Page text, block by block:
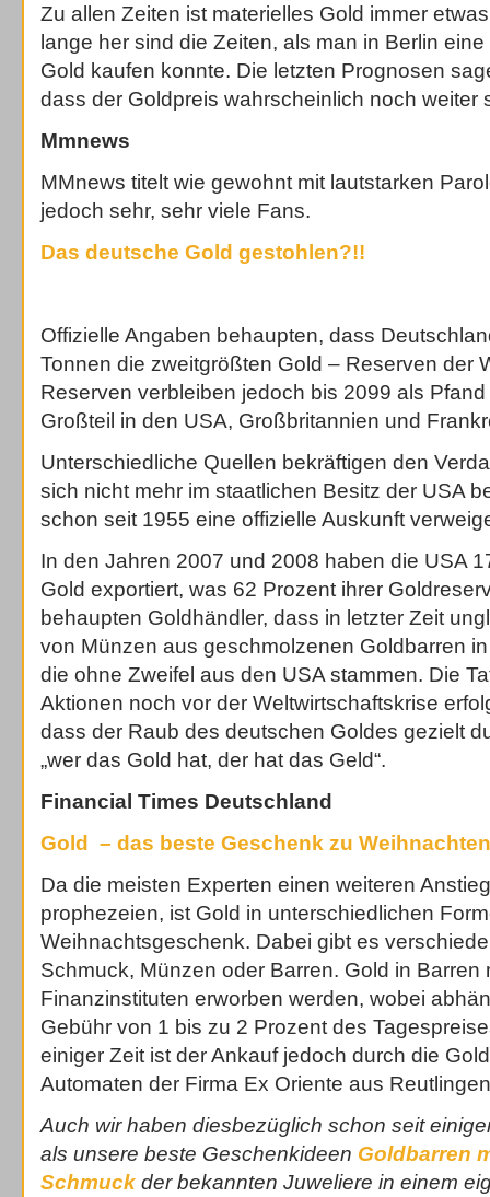
Zu allen Zeiten ist materielles Gold immer
lange her sind die Zeiten, als man in Berlin
Gold kaufen konnte. Die letzten Prognosen
dass der Goldpreis wahrscheinlich noch weiter
Mmnews
MMnews titelt wie gewohnt mit lautstarken
jedoch sehr, sehr viele Fans.
Das deutsche Gold gestohlen?!!
Offizielle Angaben behaupten, dass
Tonnen die zweitgrößten Gold – Reserven der
Reserven verbleiben jedoch bis 2099 als
Großteil in den USA, Großbritannien und
Unterschiedliche Quellen bekräftigen den
sich nicht mehr im staatlichen Besitz der USA
schon seit 1955 eine offizielle Auskunft
In den Jahren 2007 und 2008 haben die USA
Gold exportiert, was 62 Prozent ihrer
behaupten Goldhändler, dass in letzter Zeit
von Münzen aus geschmolzenen Goldbarren
die ohne Zweifel aus den USA stammen. Die
Aktionen noch vor der Weltwirtschaftskrise
dass der Raub des deutschen Goldes gezielt
„wer das Gold hat, der hat das Geld“.
Financial Times Deutschland
Gold – das beste Geschenk zu Weihnachten
Da die meisten Experten einen weiteren
prophezeien, ist Gold in unterschiedlichen
Weihnachtsgeschenk. Dabei gibt es
Schmuck, Münzen oder Barren. Gold in Barren
Finanzinstituten erworben werden, wobei
Gebühr von 1 bis zu 2 Prozent des
einiger Zeit ist der Ankauf jedoch durch die
Automaten der Firma Ex Oriente aus
Auch wir haben diesbezüglich schon seit
als unsere beste Geschenkideen Goldbarren
Schmuck der bekannten Juweliere in einem